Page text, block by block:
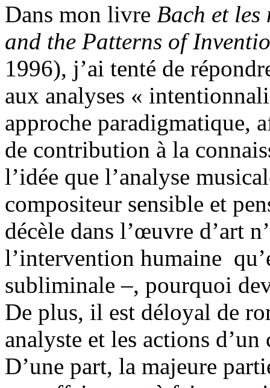
Dans mon livre Bach et les
and the Patterns of
1996), j’ai tenté de
aux analyses «
approche paradigmatique,
de contribution à la
l’idée que l’analyse
compositeur sensible et
décèle dans l’œuvre d’art
l’intervention humaine
subliminale –, pourquoi
De plus, il est déloyal de
analyste et les actions
D’une part, la majeure